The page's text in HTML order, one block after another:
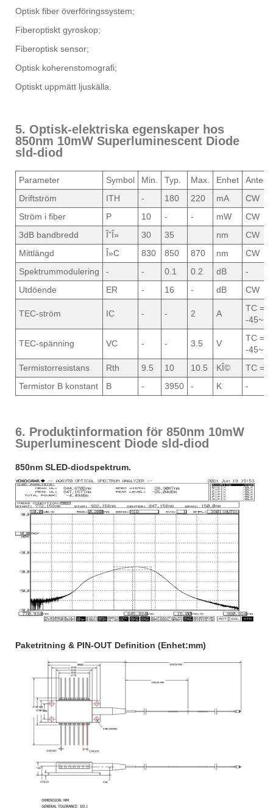
Optisk fiber överföringssystem;
Fiberoptiskt gyroskop;
Fiberoptisk sensor;
Optisk koherenstomografi;
Optiskt uppmätt ljuskälla.
5. Optisk-elektriska egenskaper hos
850nm 10mW Superluminescent Diode
sld-diod
Parameter Symbol Min. Typ. Max. Enhet
Driftström
ITH - 180 220 mA
CW
Ström i fiber
P 10 - - mW
CW
3dB bandbredd
Î”Î» 30 35 nm
CW
Mittlängd
Î»C 830 850 870 nm
CW
Spektrummodulering
- - 0.1 0.2 dB
-
Utdöende
ER - 16 - dB CW
TEC-ström IC - - 2 A
TC =
-
TEC-spänning VC - - 3.5 V
TC =
-
Termistorresistans
Rth 9.5 10 10.5 KÎ©
TC =
Termistor B konstant
B - 3950 - K -
6. Produktinformation för 850nm 10mW
Superluminescent Diode sld-diod
850nm SLED-diodspektrum.
Paketritning & PIN-OUT Definition (Enhet:mm)